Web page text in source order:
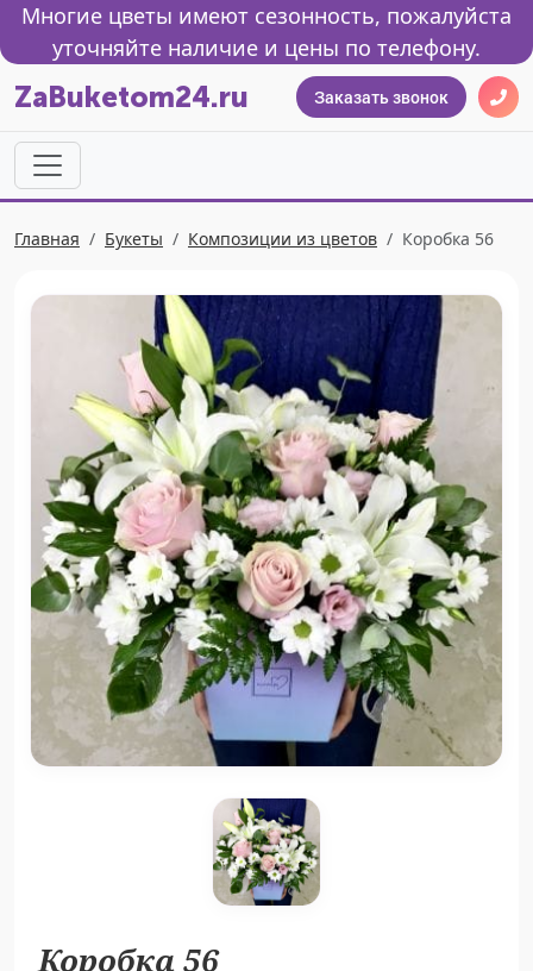
Многие цветы имеют сезонность, пожалуйста
уточняйте наличие и цены по телефону.
ZaBuketom24.ru Заказать звонок
Главная Букеты Композиции из цветов Коробка 56
Коробка 56